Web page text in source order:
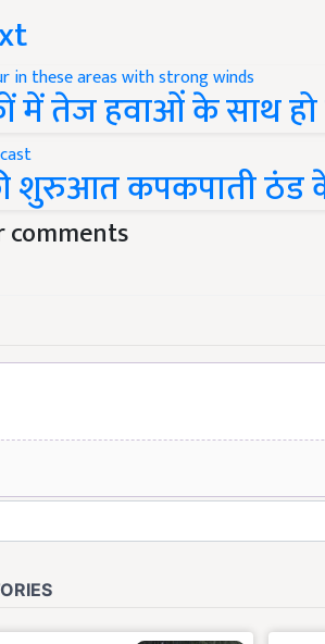
में तेज हवाओं के साथ हो
शुरुआत कपकपाती ठंड
comments